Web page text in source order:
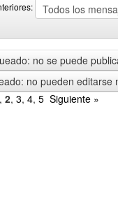
no se puede
no pueden editarse
, 2, 3, 4, 5 Siguiente »